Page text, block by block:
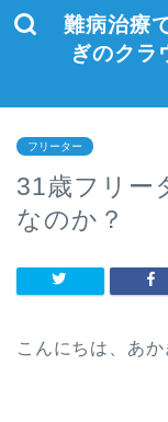
難病治療
ぎのクラ
フリーター
31歳フリー
なのか？
こんにちは、あか